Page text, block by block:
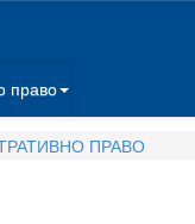
право
ПРАВО